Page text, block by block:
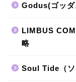
Godus(ゴッダ
LIMBUS
略
Soul Tide（ソ